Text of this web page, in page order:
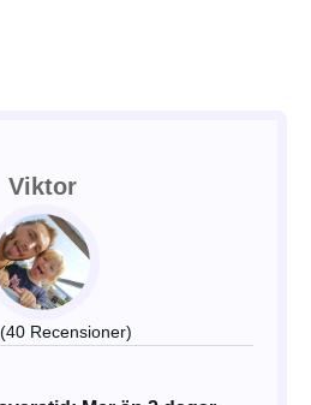
Viktor
(40 Recensioner)